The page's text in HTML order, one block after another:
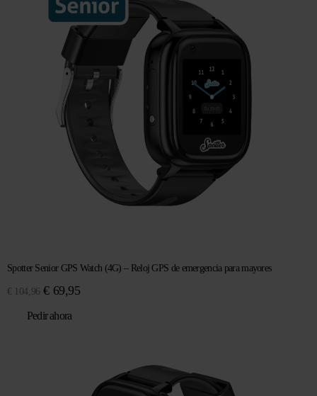
Spotter Senior GPS Watch (4G) – Reloj GPS de emergencia para mayores
€ 104,96 El
original
€ 69,95El
Pedir ahora